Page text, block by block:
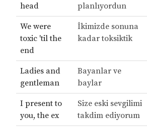
head
planlıyordun
We were
toxic 'til the
end
İkimizde sonuna
kadar toksiktik
Ladies and
gentleman
Bayanlar ve
baylar
I present to
you, the ex
Size eski sevgilimi
takdim ediyorum